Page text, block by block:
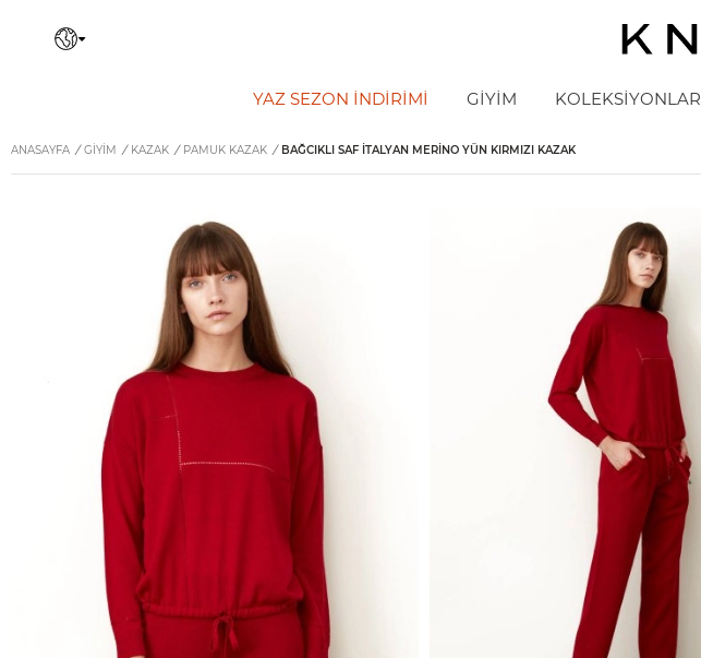
YAZ SEZON İNDIRIMI GİYİM KOLEKSİYONLAR
ANASAYFA / GİYİM / KAZAK / PAMUK KAZAK / BAĞCIKLI SAF İTALYAN MERINO YÜN KIRMIZI KAZAK